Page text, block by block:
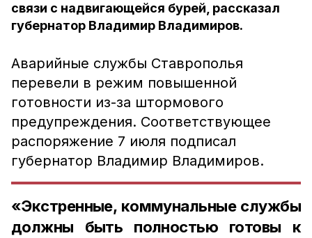
связи с надвигающейся бурей, рассказал
губернатор Владимир Владимиров.
Аварийные службы Ставрополья
перевели в режим повышенной
готовности из-за штормового
предупреждения. Соответствующее
распоряжение 7 июля подписал
губернатор Владимир Владимиров.
«Экстренные, коммунальные службы
должны быть полностью готовы к